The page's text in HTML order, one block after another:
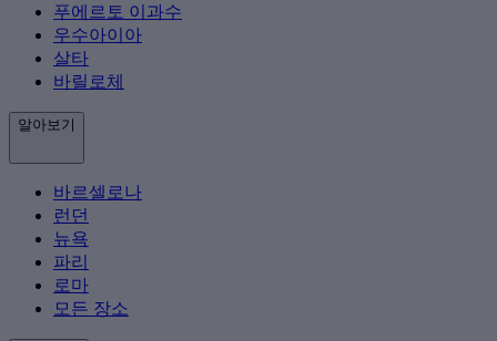
푸에르토 이과수
우수아이아
살타
바릴로체
알아보기
바르셀로나
런던
뉴욕
파리
로마
모든 장소